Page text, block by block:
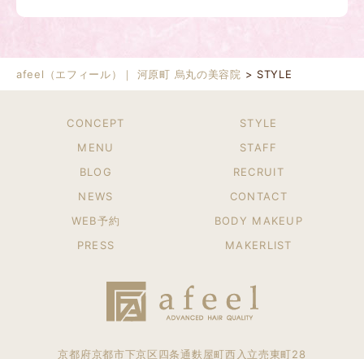
afeel（エフィール）｜ 河原町 烏丸の美容院 > STYLE
CONCEPT
STYLE
MENU
STAFF
BLOG
RECRUIT
NEWS
CONTACT
WEB予約
BODY MAKEUP
PRESS
MAKERLIST
京都府京都市下京区四条通麩屋町西入立売東町28